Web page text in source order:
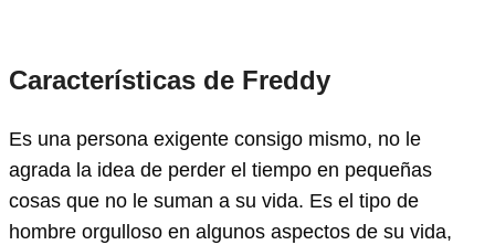
Características de Freddy
Es una persona exigente consigo mismo, no le
agrada la idea de perder el tiempo en pequeñas
cosas que no le suman a su vida. Es el tipo de
hombre orgulloso en algunos aspectos de su vida,